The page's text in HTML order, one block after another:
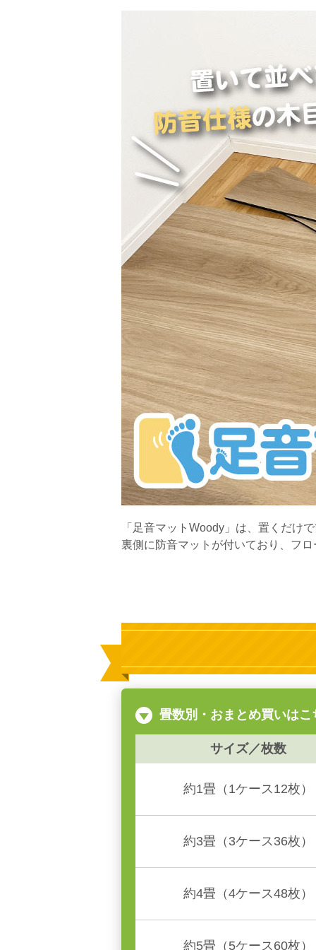
「足音マットWoody」は、置くだけ
裏側に防音マットが付いており、フ
畳数別・おまとめ買いはこ
サイズ／枚数
約1畳（1ケース12枚）
約3畳（3ケース36枚）
約4畳（4ケース48枚）
約5畳（5ケース60枚）